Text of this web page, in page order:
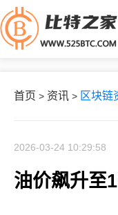
首页 > 资讯 > 区块链
2026-03-24 10:29:58
油价飙升至